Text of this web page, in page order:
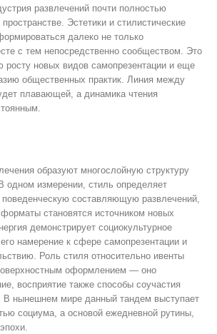
развлечений почти полностью
Эстетики и стилистические
далеко не только
с тем непосредственно сообществом. Это
росту новых видов самопрезентации и еще
общественных практик. Линия между
плавающей, а динамика чтения
образуют многослойную структуру
одном измерении, стиль определяет
составляющую развлечений,
становятся источником новых
демонстрирует социокультурное
намерение к сфере самопрезентации и
Роль стиля относительно ивенты
оформлением — оно
восприятие также способы соучастия
В нынешнем мире данный тандем выступает
социума, а основой ежедневной рутины,